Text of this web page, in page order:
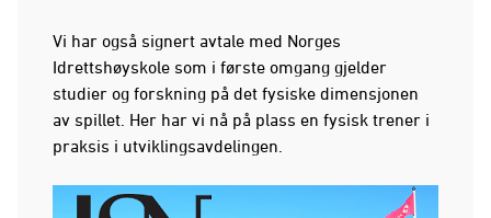
Vi har også signert avtale med Norges
Idrettshøyskole som i første omgang gjelder
studier og forskning på det fysiske dimensjonen
av spillet. Her har vi nå på plass en fysisk trener i
praksis i utviklingsavdelingen.